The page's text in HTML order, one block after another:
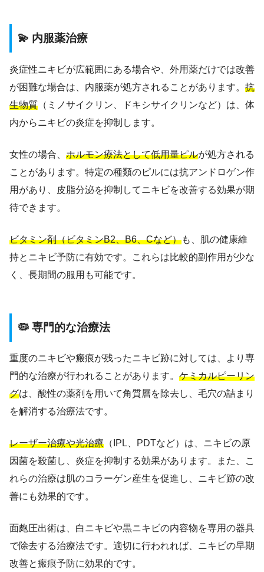
💫 内服薬治療
炎症性ニキビが広範囲にある場合や、外用薬だけでは改善
が困難な場合は、内服薬が処方されることがあります。 抗
生物質 （ミノサイクリン、ドキシサイクリンなど）は、体
内からニキビの炎症を抑制します。
女性の場合、 ホルモン療法として低用量ピルが処方される
ことがあります。特定の種類のピルには抗アンドロゲン作
用があり、皮脂分泌を抑制してニキビを改善する効果が期
待できます。
ビタミン剤（ビタミンB2、B6、Cなど）も、肌の健康維
持とニキビ予防に有効です。これらは比較的副作用が少な
く、長期間の服用も可能です。
🦠 専門的な治療法
重度のニキビや瘢痕が残ったニキビ跡に対しては、より専
門的な治療が行われることがあります。 ケミカルピーリン
グは、酸性の薬剤を用いて角質層を除去し、毛穴の詰まり
を解消する治療法です。
レーザー治療や光治療 （IPL、PDTなど）は、ニキビの原
因菌を殺菌し、炎症を抑制する効果があります。また、こ
れらの治療は肌のコラーゲン産生を促進し、ニキビ跡の改
善にも効果的です。
面皰圧出術は、白ニキビや黒ニキビの内容物を専用の器具
で除去する治療法です。適切に行われれば、ニキビの早期
改善と瘢痕予防に効果的です。